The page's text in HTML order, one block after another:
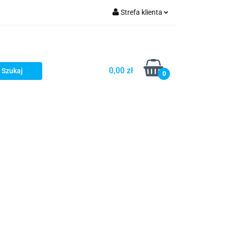
Strefa klienta
Dodaj zgłoszenie
0,00 zł 0